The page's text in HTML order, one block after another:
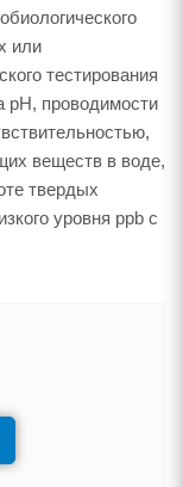
или
тестирования
рН, проводимости
веществ в воде,
твердых
уровня ppb с